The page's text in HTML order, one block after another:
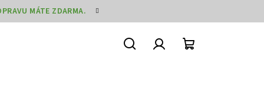
MÁTE ZDARMA.